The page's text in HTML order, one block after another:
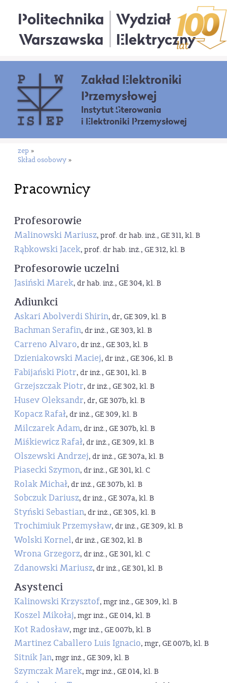
Politechnika
Warszawska
Wydział
Elektryczny
Zakład Elektroniki
Przemysłowej
Instytut Sterowania
i Elektroniki Przemysłowej
zep »
Skład osobowy »
Pracownicy
Profesorowie
Malinowski Mariusz, prof. dr hab. inż., GE 311, kl. B
Rąbkowski Jacek, prof. dr hab. inż., GE 312, kl. B
Profesorowie uczelni
Jasiński Marek, dr hab. inż., GE 304, kl. B
Adiunkci
Askari Abolverdi Shirin, dr, GE 309, kl. B
Bachman Serafin, dr inż., GE 303, kl. B
Carreno Alvaro, dr inż., GE 303, kl. B
Dzieniakowski Maciej, dr inż., GE 306, kl. B
Fabijański Piotr, dr inż., GE 301, kl. B
Grzejszczak Piotr, dr inż., GE 302, kl. B
Husev Oleksandr, dr, GE 307b, kl. B
Kopacz Rafał, dr inż., GE 309, kl. B
Milczarek Adam, dr inż., GE 307b, kl. B
Miśkiewicz Rafał, dr inż., GE 309, kl. B
Olszewski Andrzej, dr inż., GE 307a, kl. B
Piasecki Szymon, dr inż., GE 301, kl. C
Rolak Michał, dr inż., GE 307b, kl. B
Sobczuk Dariusz, dr inż., GE 307a, kl. B
Styński Sebastian, dr inż., GE 305, kl. B
Trochimiuk Przemysław, dr inż., GE 309, kl. B
Wolski Kornel, dr inż., GE 302, kl. B
Wrona Grzegorz, dr inż., GE 301, kl. C
Zdanowski Mariusz, dr inż., GE 301, kl. B
Asystenci
Kalinowski Krzysztof, mgr inż., GE 309, kl. B
Koszel Mikołaj, mgr inż., GE 014, kl. B
Kot Radosław, mgr inż., GE 007b, kl. B
Martinez Caballero Luis Ignacio, mgr, GE 007b, kl. B
Sitnik Jan, mgr inż., GE 309, kl. B
Szymczak Marek, mgr inż., GE 014, kl. B